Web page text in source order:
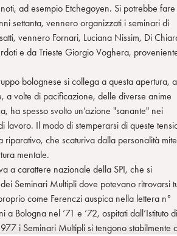
ad esempio Etchegoyen. Si potrebbe fare
settanta, vennero organizzati i seminari di
vennero Fornari, Luciana Nissim, Di
e da Trieste Giorgio Voghera,
bolognese si collega a questa apertura, a
a volte di pacificazione, delle diverse anime
ha spesso svolto un’azione "sanante" nei
Il modo di stemperarsi di queste
che scaturiva dalla personalità
mentale.
a carattere nazionale della SPI, che si
Seminari Multipli dove potevano ritrovarsi
come Ferenczi auspica nella lettera n°
Bologna nel ’71 e ’72, ospitati dall’Istituto di
i Seminari Multipli si tengono stabilmente